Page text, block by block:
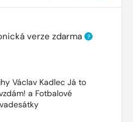
verze zdarma ?
Václav Kadlec Já to
a Fotbalové